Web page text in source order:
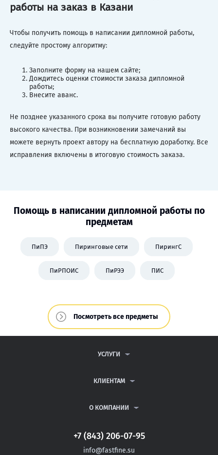
работы на заказ в Казани
Чтобы получить помощь в написании дипломной работы,
следуйте простому алгоритму:
Заполните форму на нашем сайте;
Дождитесь оценки стоимости заказа дипломной
работы;
Внесите аванс.
Не позднее указанного срока вы получите готовую работу
высокого качества. При возникновении замечаний вы
можете вернуть проект автору на бесплатную доработку. Все
исправления включены в итоговую стоимость заказа.
Помощь в написании дипломной работы по
предметам
ПиПЭ Пиринговые сети ПирингС
ПиРПОИС ПиРЭЭ ПИС
Посмотреть все предметы
УСЛУГИ
ДИПЛОМНЫЕ РАБОТЫ
ВСЕ УСЛУГИ
КЛИЕНТАМ
АНТИПЛАГИАТ
ПОЛИТИКА КОНФИДЕНЦИАЛЬНОСТИ
ИНФОРМАЦИЯ ДЛЯ КЛИЕНТОВ
О КОМПАНИИ
КОНТАКТЫ
АВТОРАМ
БЛОГ
+7 (843) 206-07-95
info@fastfine.su